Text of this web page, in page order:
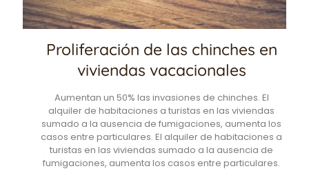
Proliferación de las chinches en
viviendas vacacionales
Aumentan un 50% las invasiones de chinches. El
alquiler de habitaciones a turistas en las viviendas
sumado a la ausencia de fumigaciones, aumenta los
casos entre particulares. El alquiler de habitaciones a
turistas en las viviendas sumado a la ausencia de
fumigaciones, aumenta los casos entre particulares.